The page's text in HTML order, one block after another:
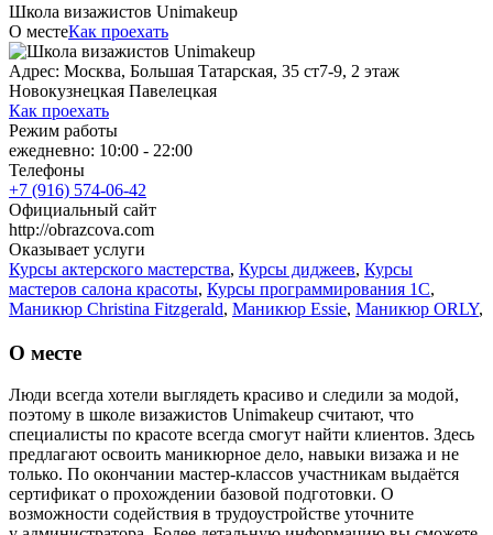
Школа визажистов Unimakeup
О местеКак проехать
Адрес: Москва, Большая Татарская, 35 ст7-9, 2 этаж
Новокузнецкая Павелецкая
Как проехать
Режим работы
ежедневно: 10:00 - 22:00
Телефоны
+7 (916) 574-06-42
Официальный сайт
http://obrazcova.com
Оказывает услуги
Курсы актерского мастерства, Курсы диджеев, Курсы
мастеров салона красоты, Курсы программирования 1С,
Маникюр Christina Fitzgerald, Маникюр Essie, Маникюр ORLY,
Японский маникюр Masura
О месте
Люди всегда хотели выглядеть красиво и следили за модой,
поэтому в школе визажистов Unimakeup считают, что
специалисты по красоте всегда смогут найти клиентов. Здесь
предлагают освоить маникюрное дело, навыки визажа и не
только. По окончании мастер-классов участникам выдаётся
сертификат о прохождении базовой подготовки. О
возможности содействия в трудоустройстве уточните